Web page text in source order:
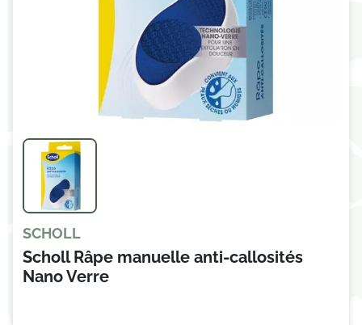
SCHOLL
Scholl Râpe manuelle anti-callosités
Nano Verre